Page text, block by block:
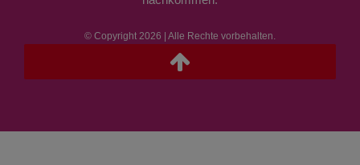
© Copyright 2026 | Alle Rechte vorbehalten.